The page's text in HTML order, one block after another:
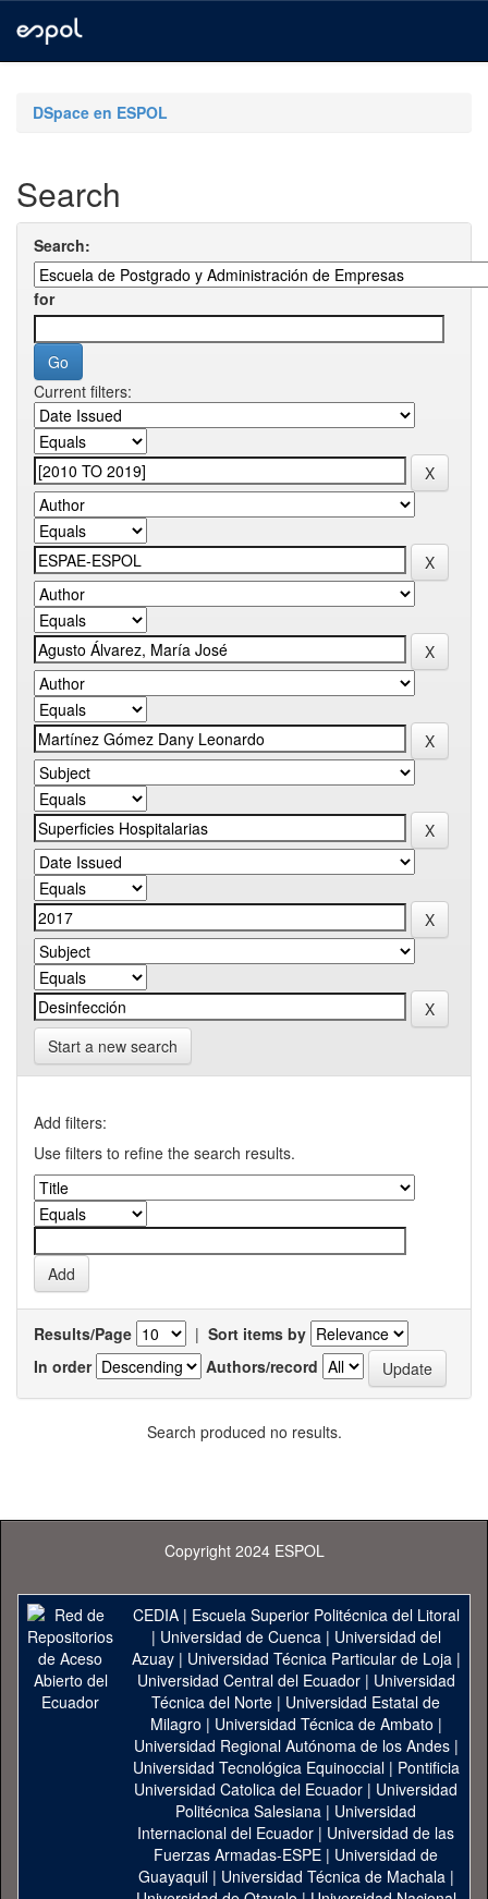
navigationDSpace en ESPOL
Search
Search:
for
Current filters:
Start a new search
Add filters:
Use filters to refine the search results.
Results/Page | Sort items by
In order
Authors/record
Search produced no results.
Copyright 2024 ESPOL
CEDIA| Escuela Superior Politécnica del Litoral
| Universidad de Cuenca| Universidad del
Azuay| Universidad Técnica Particular de Loja|
Universidad Central del Ecuador| Universidad
Técnica del Norte | Universidad Estatal de
Milagro | Universidad Técnica de Ambato |
Universidad Regional Autónoma de los Andes|
Universidad Tecnológica Equinoccial| Pontificia
Universidad Catolica del Ecuador | Universidad
Politécnica Salesiana | Universidad
Internacional del Ecuador | Universidad de las
Fuerzas Armadas-ESPE | Universidad de
Guayaquil| Universidad Técnica de Machala|